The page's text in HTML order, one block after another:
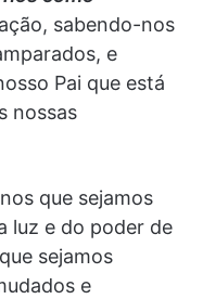
sabendo-nos
e
Pai que está
nossas
que sejamos
luz e do poder de
sejamos
e